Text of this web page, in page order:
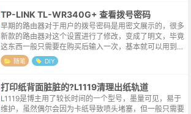
TP-LINK TL-WR340G+ 查看拨号密码
早期的路由器对于用户的拨号密码是用密文展示的，很多
新款的路由器对这个设置进行了修改，变成了明文，毕竟
这东西一般只需要在购买后输入一次，基本就可以用到路
由器退休。所以等到路由器出现莫名故障，需要更新路由
器的时候会惊喜的发现，拨号账户和密...
随笔 DIY
打印纸背面脏脏的?L1119清理出纸轨道
L1119是博主用了较长时间的一个型号，墨量可见，易于
维护，虽然偶尔会因为卡纸导致喷头堵塞，但一般只需要